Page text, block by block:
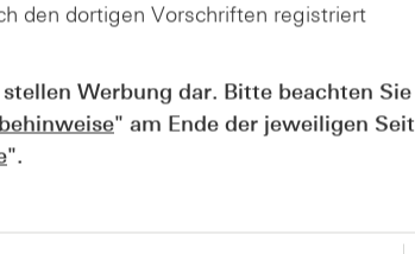
der DAX® in
- ntv Zertifikate
den dortigen Vorschriften registriert
Werbung dar. Bitte beachten Sie
" am Ende der jeweiligen
".